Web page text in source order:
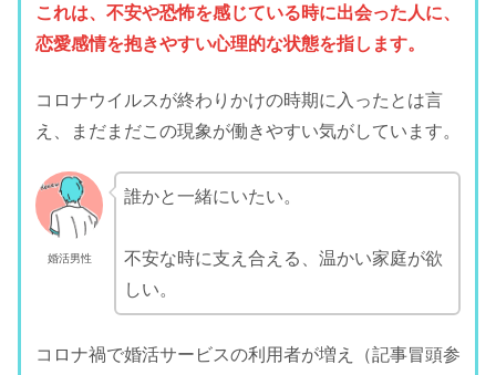
これは、不安や恐怖を感じている時に出会った人に、
恋愛感情を抱きやすい心理的な状態を指します。
コロナウイルスが終わりかけの時期に入ったとは言
え、まだまだこの現象が働きやすい気がしています。
婚活男性
誰かと一緒にいたい。
不安な時に支え合える、温かい家庭が欲
しい。
コロナ禍で婚活サービスの利用者が増え（記事冒頭参